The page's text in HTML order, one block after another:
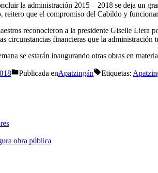
la administración 2015 – 2018 se deja un
que el compromiso del Cabildo y
reconocieron a la presidente Giselle Liera
circunstancias financieras que la administración
se estarán inaugurando otras obras en
Publicada enApatzingán Etiquetas:
obra pública